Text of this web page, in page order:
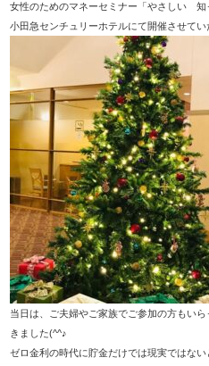
女性のためのマネーセミナー「やさしい 知
小田急センチュリーホテルにて開催させて
当日は、ご夫婦やご家族でご参加の方もい
きました(^^♪
ゼロ金利の時代に貯金だけでは現実ではな